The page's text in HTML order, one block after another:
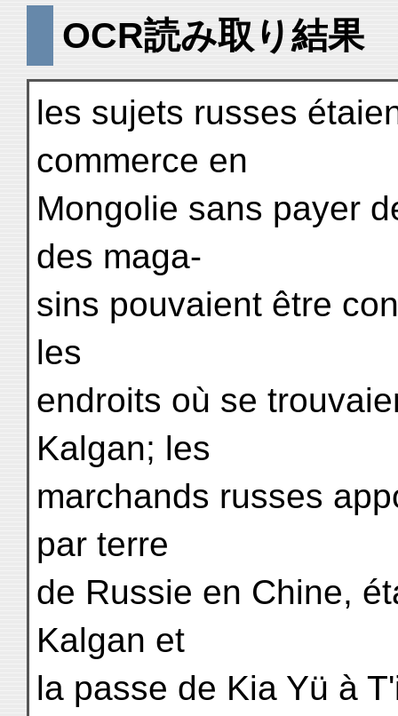
OCR読み取り結果
les sujets russes
commerce en
Mongolie sans payer
des maga-
sins pouvaient être
les
endroits où se
Kalgan; les
marchands russes
par terre
de Russie en Chine,
Kalgan et
la passe de Kia Yü à